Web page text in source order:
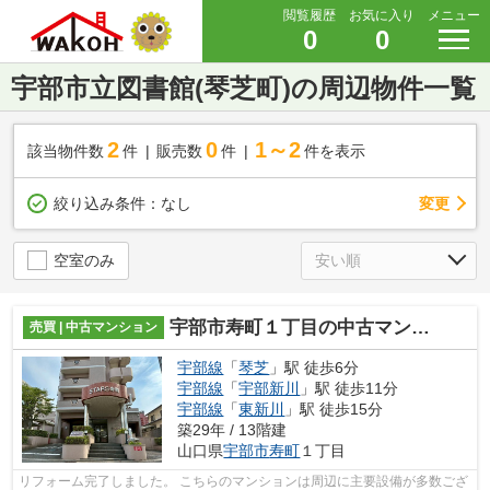
閲覧履歴
0
お気に入り
0
メニュー
宇部市立図書館(琴芝町)の周辺物件一覧
該当物件数 2件 販売数 0 件 1～2 件を表示
絞り込み条件： なし 変更
空室のみ
売買 | 中古マンション 宇部市寿町１丁目の中古マンション
宇部線 「琴芝 」駅 徒歩6分
宇部線 「宇部新川
」駅 徒歩11分
宇部線 「東新川
」駅 徒歩15分
築29年 / 13階建
山口県宇部市寿町 １丁目
リフォーム完了しました。 こちらのマンションは周辺に主要設備が多数ござ